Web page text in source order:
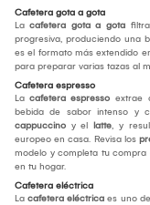
Cafetera gota a gota
La cafetera gota a gota
progresiva, produciendo una
es el formato más extendido
para preparar varias tazas al
Cafetera espresso
La cafetera espresso extrae
bebida de sabor intenso y
cappuccino y el latte, y
europeo en casa. Revisa los
modelo y completa tu compra
en tu hogar.
Cafetera eléctrica
La cafetera eléctrica es uno